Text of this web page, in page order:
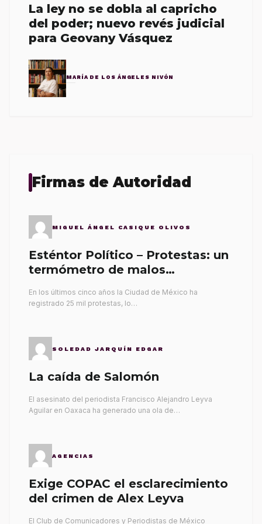
La ley no se dobla al capricho
del poder; nuevo revés judicial
para Geovany Vásquez
MARÍA DE LOS ÁNGELES NIVÓN
Firmas de Autoridad
MIGUEL ÁNGEL CASIQUE OLIVOS
Esténtor Político – Protestas: un
termómetro de malos
En los últimos cinco años la Ciudad de México ha
registrado 25 mil protestas, lo…
SOLEDAD JARQUÍN EDGAR
La caída de Salomón
El asesinato del periodista Francisco Alejandro Leyva
Aguilar en Oaxaca ha generado una ola de…
AGENCIAS
Exige COPAC el esclarecimiento
del crimen de Alex Leyva
El Club de Comunicadores y Periodistas de México